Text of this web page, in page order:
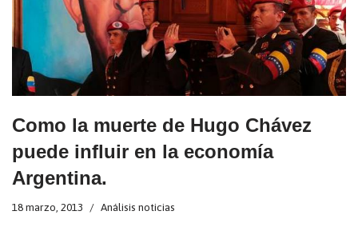
Como la muerte de Hugo Chávez
puede influir en la economía
Argentina.
18 marzo, 2013 Análisis noticias